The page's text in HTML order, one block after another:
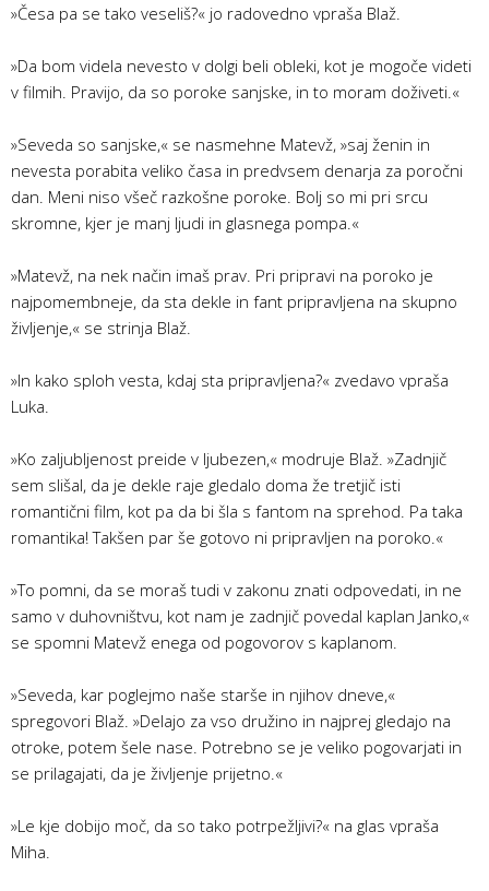
»Česa pa se tako veseliš?« jo radovedno vpraša Blaž.
»Da bom videla nevesto v dolgi beli obleki, kot je mogoče videti
v filmih. Pravijo, da so poroke sanjske, in to moram doživeti.«
»Seveda so sanjske,« se nasmehne Matevž, »saj ženin in
nevesta porabita veliko časa in predvsem denarja za poročni
dan. Meni niso všeč razkošne poroke. Bolj so mi pri srcu
skromne, kjer je manj ljudi in glasnega pompa.«
»Matevž, na nek način imaš prav. Pri pripravi na poroko je
najpomembneje, da sta dekle in fant pripravljena na skupno
življenje,« se strinja Blaž.
»In kako sploh vesta, kdaj sta pripravljena?« zvedavo vpraša
Luka.
»Ko zaljubljenost preide v ljubezen,« modruje Blaž. »Zadnjič
sem slišal, da je dekle raje gledalo doma že tretjič isti
romantični film, kot pa da bi šla s fantom na sprehod. Pa taka
romantika! Takšen par še gotovo ni pripravljen na poroko.«
»To pomni, da se moraš tudi v zakonu znati odpovedati, in ne
samo v duhovništvu, kot nam je zadnjič povedal kaplan Janko,«
se spomni Matevž enega od pogovorov s kaplanom.
»Seveda, kar poglejmo naše starše in njihov dneve,«
spregovori Blaž. »Delajo za vso družino in najprej gledajo na
otroke, potem šele nase. Potrebno se je veliko pogovarjati in
se prilagajati, da je življenje prijetno.«
»Le kje dobijo moč, da so tako potrpežljivi?« na glas vpraša
Miha.